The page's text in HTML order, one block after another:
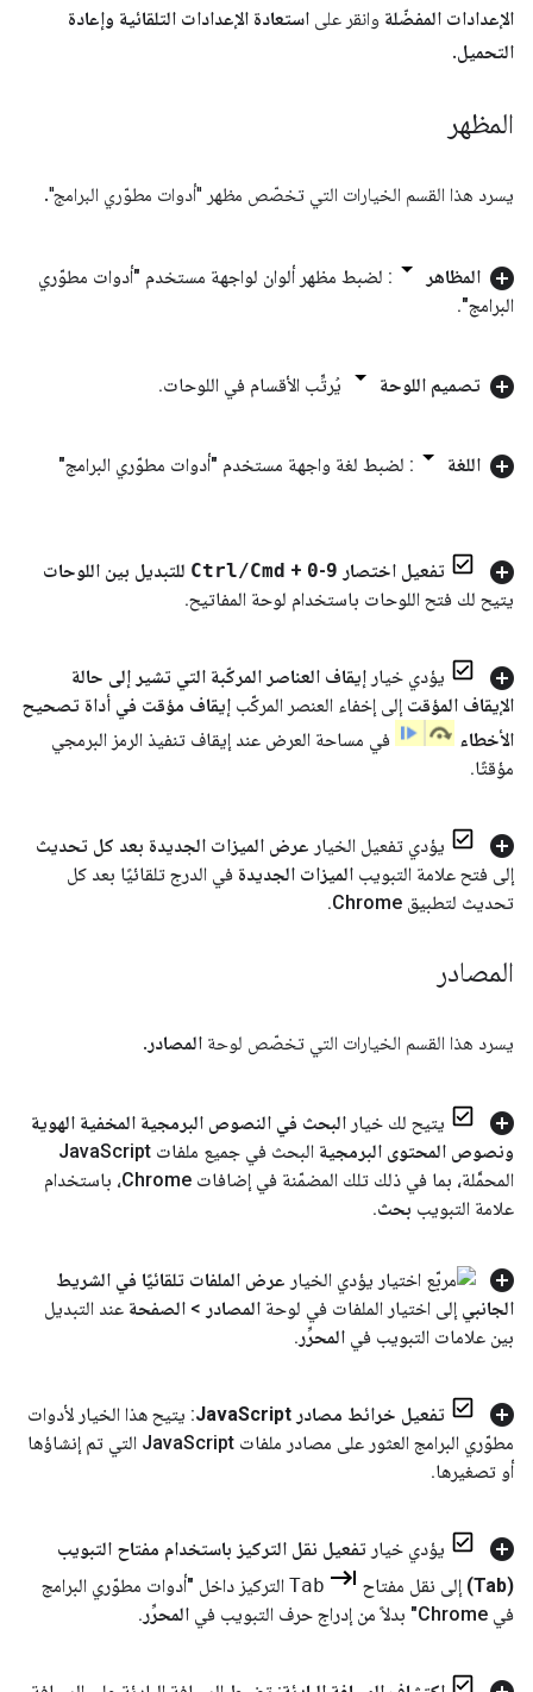
الإعدادات المفضّلة وانقر على استعادة الإعدادات التلقائية وإعادة
التحميل.
المظهر
يسرد هذا القسم الخيارات التي تخصّص مظهر "أدوات مطوّري البرامج".
المظاهر
: لضبط مظهر ألوان لواجهة مستخدم "أدوات مطوّري
البرامج".
تصميم اللوحة يُرتِّب الأقسام في اللوحات.
اللغة : لضبط لغة واجهة مستخدم "أدوات مطوّري البرامج"
تفعيل اختصار Ctrl/Cmd + 0-9
للتبديل بين اللوحات
يتيح لك فتح اللوحات باستخدام لوحة المفاتيح.
يؤدي خيار إيقاف العناصر المركّبة التي تشير إلى حالة
الإيقاف المؤقت إلى إخفاء العنصر المركّب إيقاف مؤقت في أداة تصحيح
الأخطاء
في مساحة العرض عند إيقاف تنفيذ الرمز البرمجي
مؤقتًا.
يؤدي تفعيل الخيار عرض الميزات الجديدة بعد كل تحديث
إلى فتح علامة التبويب الميزات الجديدة في الدرج تلقائيًا بعد كل
تحديث لتطبيق Chrome
.
المصادر
يسرد هذا القسم الخيارات التي تخصّص لوحة المصادر .
يتيح لك خيار البحث في النصوص البرمجية المخفية الهوية
ونصوص المحتوى البرمجية البحث في جميع ملفات Java Script
المحمَّلة، بما في ذلك تلك المضمّنة في إضافات Chrome، باستخدام
علامة التبويب بحث.
يؤدي الخيار عرض الملفات تلقائيًا في الشريط
الجانبي إلى اختيار الملفات في لوحة المصادر > الصفحة عند التبديل
بين علامات التبويب في المحرِّر .
تفعيل خرائط مصادر Java Script
: يتيح هذا الخيار لأدوات
مطوّري البرامج العثور على مصادر ملفات Java
Script التي تم إنشاؤها
أو تصغيرها.
يؤدي خيار تفعيل نقل التركيز باستخدام مفتاح التبويب
(Tab)
إلى نقل مفتاح Tab التركيز داخل "أدوات مطوّري البرامج
في Chrome" بدلاً من إدراج حرف التبويب في
المحرِّر .